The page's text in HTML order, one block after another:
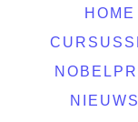
HOME
NIEUWS